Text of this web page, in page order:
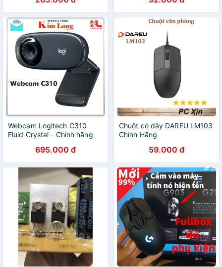
Webcam Logitech C310
Fluid Crystal - Chính hãng
695.000 đ
Chuột có dây DAREU LM103
Chính Hãng
59.000 đ